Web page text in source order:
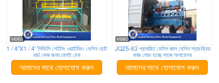
1 / 4''X1 / 4' 'পিভিসি লেইসিং ওয়াইড্ডিং মেশিন ছোট
বার্ড কেজ জন্য ঢালাই মেষ
আমাদের সাথে যোগাযোগ করুন
JQ25-63 প্রসারিত মেটাল জাল মেশিন স্বয়ংক্রিয়
কাজ লোড হচ্ছে সহজ অপারেশন
আমাদের সাথে যোগাযোগ করুন